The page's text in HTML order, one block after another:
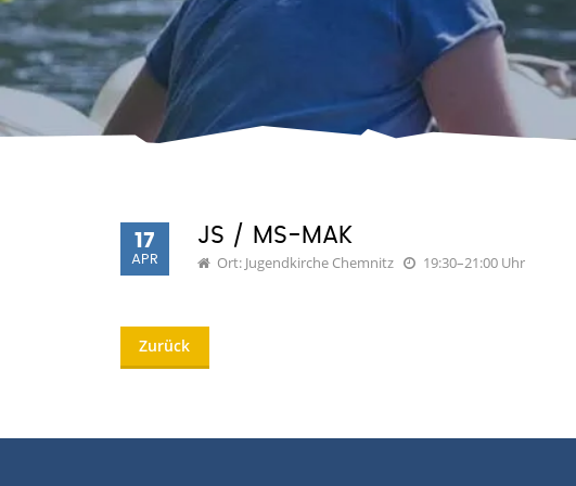
17
APR
JS / MS-MAK
Ort: Jugendkirche Chemnitz 19:30–21:00 Uhr
Zurück